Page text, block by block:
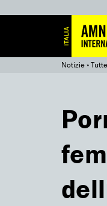
Notizie»